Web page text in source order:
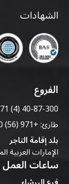
الشهادات
الفروع
(4) 40-87-300
طارئ:+971 (56) 50-76-010
بلد إقامة التاجر
الإمارات العربية
ساعات العمل